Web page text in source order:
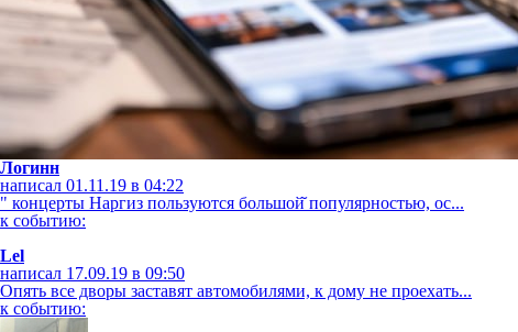
Логинн
написал 01.11.19 в 04:22
" концерты Наргиз пользуются большой̆ популярностью, ос...
к событию:
Lel
написал 17.09.19 в 09:50
Опять все дворы заставят автомобилями, к дому не проехать...
к событию: